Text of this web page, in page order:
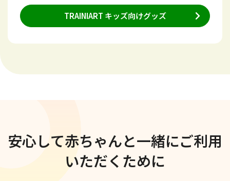
TRAINIART キッズ向けグッズ
安心して赤ちゃんと一緒にご利用
いただくために